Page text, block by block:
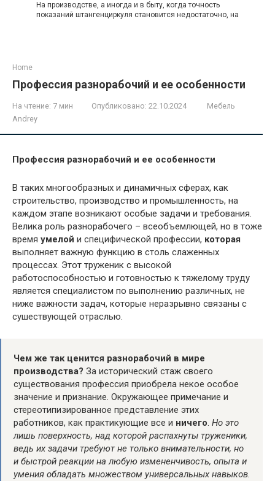
На производстве, а иногда и в быту, когда точность
показаний штангенциркуля становится недостаточно, на
Home
Профессия разнорабочий и ее особенности
На чтение: 7 мин Опубликовано: 22.10.2024
Мебель
Andrey
Профессия разнорабочий и ее особенности
В таких многообразных и динамичных сферах, как
строительство, производство и промышленность, на
каждом этапе возникают особые задачи и требования.
Велика роль разнорабочего – всеобъемлющей, но в тоже
время умелой и специфической профессии, которая
выполняет важную функцию в столь слаженных
процессах. Этот труженик с высокой
работоспособностью и готовностью к тяжелому труду
является специалистом по выполнению различных, не
ниже важности задач, которые неразрывно связаны с
сушествующей отраслью.
Чем же так ценится разнорабочий в мире
производства? За исторический стаж своего
существования профессия приобрела некое особое
значение и признание. Окружающее примечание и
стереотипизированное представление этих
работников, как практикующие все и ничего. Но это
лишь поверхность, над которой распахнуты труженики,
ведь их задачи требуют не только внимательности, но
и быстрой реакции на любую измененчивость, опыта и
умения обладать множеством универсальных навыков.